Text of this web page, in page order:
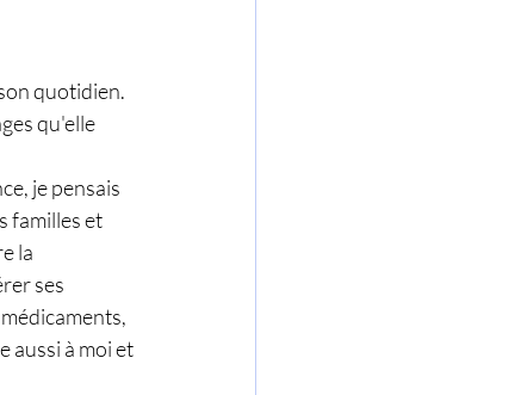
quotidien.
qu'elle
je pensais
familles et
la
ses
aussi à moi et